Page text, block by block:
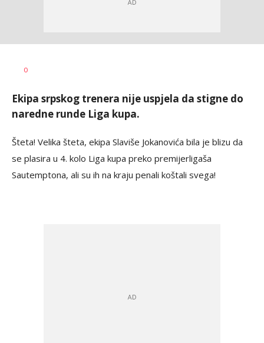
AUTOR
0
Ekipa srpskog trenera nije uspjela da stigne do
naredne runde Liga kupa.
Šteta! Velika šteta, ekipa Slaviše Jokanovića bila je blizu da
se plasira u 4. kolo Liga kupa preko premijerligaša
Sautemptona, ali su ih na kraju penali koštali svega!